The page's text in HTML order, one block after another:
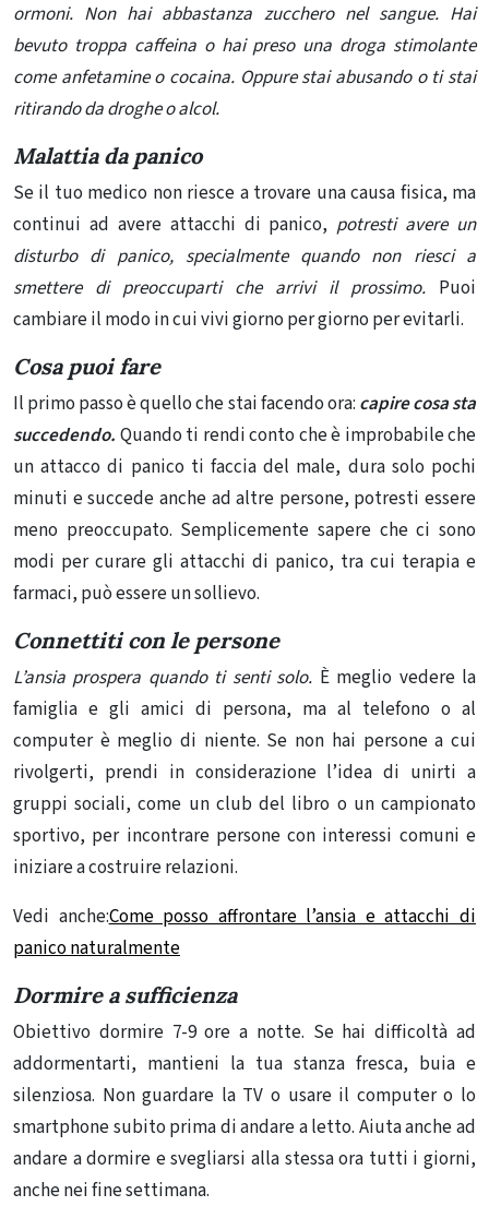
ormoni. Non hai abbastanza zucchero nel sangue. Hai
bevuto troppa caffeina o hai preso una droga stimolante
come anfetamine o cocaina. Oppure stai abusando o ti stai
ritirando da droghe o alcol.
Malattia da panico
Se il tuo medico non riesce a trovare una causa fisica, ma
continui ad avere attacchi di panico, potresti avere un
disturbo di panico, specialmente quando non riesci a
smettere di preoccuparti che arrivi il prossimo. Puoi
cambiare il modo in cui vivi giorno per giorno per evitarli.
Cosa puoi fare
Il primo passo è quello che stai facendo ora: capire cosa sta
succedendo. Quando ti rendi conto che è improbabile che
un attacco di panico ti faccia del male, dura solo pochi
minuti e succede anche ad altre persone, potresti essere
meno preoccupato. Semplicemente sapere che ci sono
modi per curare gli attacchi di panico, tra cui terapia e
farmaci, può essere un sollievo.
Connettiti con le persone
L’ansia prospera quando ti senti solo. È meglio vedere la
famiglia e gli amici di persona, ma al telefono o al
computer è meglio di niente. Se non hai persone a cui
rivolgerti, prendi in considerazione l’idea di unirti a
gruppi sociali, come un club del libro o un campionato
sportivo, per incontrare persone con interessi comuni e
iniziare a costruire relazioni.
Vedi anche:Come posso affrontare l’ansia e attacchi di
panico naturalmente
Dormire a sufficienza
Obiettivo dormire 7-9 ore a notte. Se hai difficoltà ad
addormentarti, mantieni la tua stanza fresca, buia e
silenziosa. Non guardare la TV o usare il computer o lo
smartphone subito prima di andare a letto. Aiuta anche ad
andare a dormire e svegliarsi alla stessa ora tutti i giorni,
anche nei fine settimana.